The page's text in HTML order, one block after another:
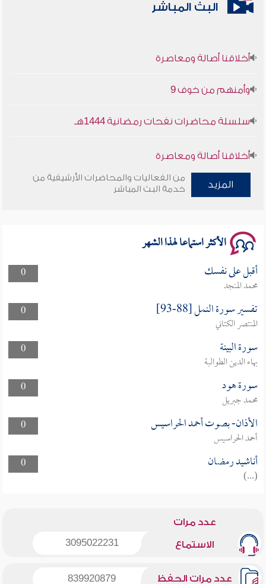
البث المباشر
أخلاقنا أصالة ومعاصرة
وأمنهم من خوف 9
سلسلة محاضرات نفحات رمضانية 1444هـ
أخلاقنا أصالة ومعاصرة
وأمنهم من خوف 9
المزيد
من الفعاليات والمحاضرات الأرشيفية من
خدمة البث المباشر
الأكثر استماعا لهذا الشهر
0 أقبل على نفسك
محمد المنجد
0
تفسير سورة النمل [88-93]
المنتصر الكتاني
0
سورة البينة
بهاء الدين الطوالبة
0
سورة هود
محمد جبريل
0
الأذان- بصوت أحمد الحراسيس
أحمد الحراسيس
0
أناشيد رمضان
(...)
عدد مرات
الاستماع 3095022231
عدد مرات الحفظ 839920879